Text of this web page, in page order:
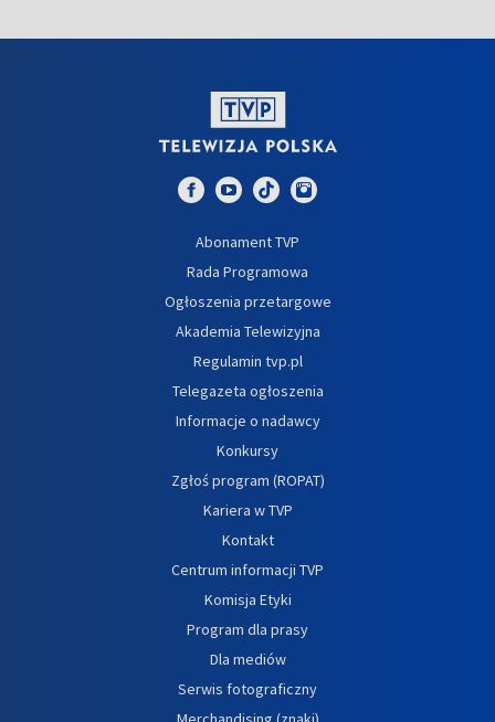
Abonament TVP
Rada Programowa
Ogłoszenia przetargowe
Akademia Telewizyjna
Regulamin tvp.pl
Telegazeta ogłoszenia
Informacje o nadawcy
Konkursy
Zgłoś program (ROPAT)
Kariera w TVP
Kontakt
Centrum informacji TVP
Komisja Etyki
Program dla prasy
Dla mediów
Serwis fotograficzny